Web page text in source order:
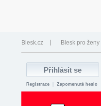
Blesk.cz Blesk pro ženy
Registrace Zapomenuté heslo